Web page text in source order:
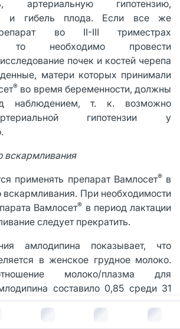
В корзину за руб.
артериальную гипотензию,
и гибель плода. Если все же
во II-III триместрах
то необходимо провести
почек и костей черепа
матери которых принимали
® во время беременности, должны
наблюдением, т. к. возможно
гипотензии у
вскармливания
применять препарат Вамлосет®в
вскармливания. При необходимости
Вамлосет® в период лактации
следует прекратить.
амлодипина показывает, что
в женское грудное молоко.
молоко/плазма для
составило 0,85 среди 31
которые страдали